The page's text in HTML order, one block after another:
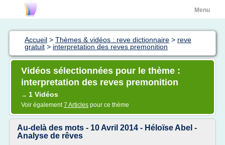
Menu
Accueil > Thèmes & vidéos : reve dictionnaire > reve
gratuit > interpretation des reves premonition
Vidéos sélectionnées pour le thème :
interpretation des reves premonition
→ 1 Vidéos
Voir également7 Articles pour ce thème
Au-delà des mots - 10 Avril 2014 - Héloïse Abel -
Analyse de rêves